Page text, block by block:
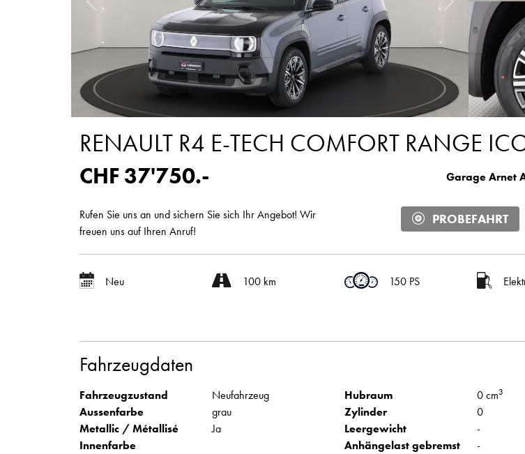
Vorheriges Bild Nächstes Bild
RENAULT R4 E-TECH COMFORT RANGE
CHF 37'750.- Garage Arnet
Rufen Sie uns an und sichern Sie sich Ihr Angebot! Wir
freuen uns auf Ihren Anruf!
PROBEFAHRT
Neu 100 km 150 PS
Fahrzeugdaten
Fahrzeugzustand
Neufahrzeug
Aussenfarbe
grau
Metallic / Métallisé
Ja
Innenfarbe
Hubraum 0 cm3
Zylinder
0
Leergewicht
-
Anhängelast gebremst
-